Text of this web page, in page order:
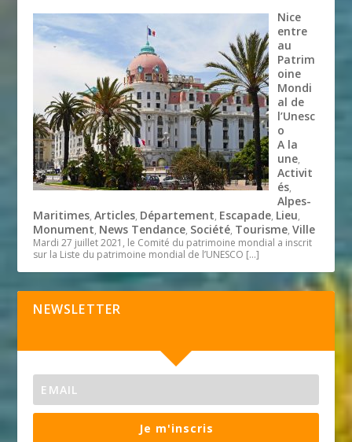
Nice
entre
au
Patrim
oine
Mondi
al de
l’Unesc
o
A la
une,
Activit
és,
Alpes-
Maritimes,Articles, Département, Escapade, Lieu,
Monument, News Tendance, Société, Tourisme,Ville
Mardi 27 juillet 2021, le Comité du patrimoine mondial a inscrit
sur la Liste du patrimoine mondial de l’UNESCO […]
NEWSLETTER
Je m'inscris